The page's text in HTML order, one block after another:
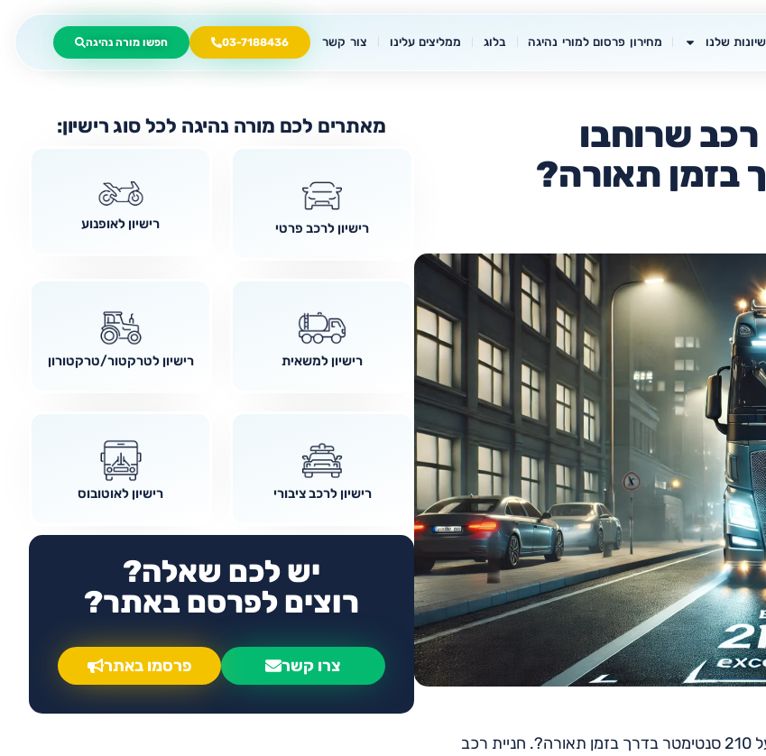
שלנו מחירון פרסום למורי נהיגה בלוג ממליצים עלינו צור קשר 03-7188436 חפשו מורה נהיגה
שרוחבו
נהגים רבים תוהים כיצד יש להעמיד או להשאיר רכב שרוחבו עולה על 210 סנטימטר בדרך בזמן תאורה?. חניית רכב
מאתרים לכם מורה נהיגה לכל סוג רישיון:
רישיון לרכב פרטי רישיון לאופנוע
רישיון למשאית רישיון לטרקטור/טרקטורון
רישיון לרכב ציבורי רישיון לאוטובוס
יש לכם שאלה?
רוצים לפרסם באתר?
צרו קשר פרסמו באתר